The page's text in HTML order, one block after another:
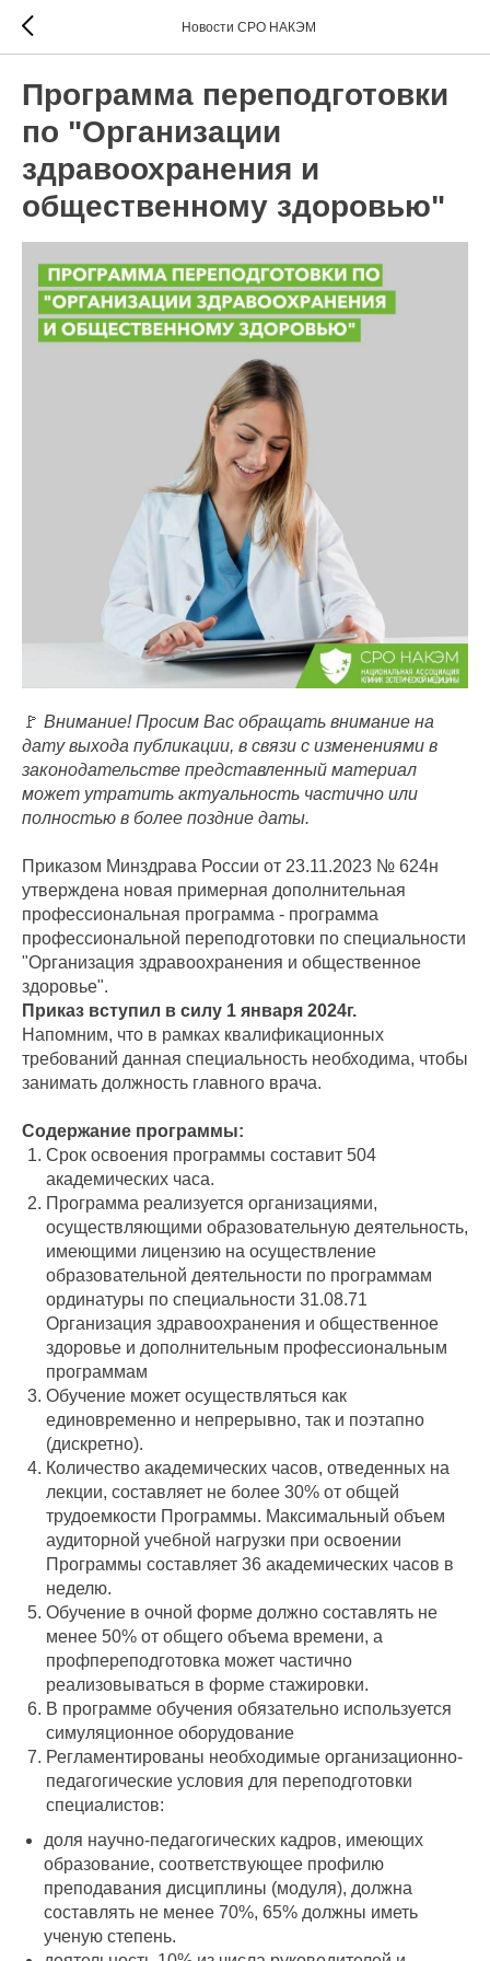
Новости СРО НАКЭМ
Программа переподготовки
по "Организации
здравоохранения и
общественному здоровью"
🚩 Внимание! Просим Вас обращать внимание на
дату выхода публикации, в связи с изменениями в
законодательстве представленный материал
может утратить актуальность частично или
полностью в более поздние даты.
Приказом Минздрава России от 23.11.2023 № 624н
утверждена новая примерная дополнительная
профессиональная программа - программа
профессиональной переподготовки по специальности
"Организация здравоохранения и общественное
здоровье".
Приказ вступил в силу 1 января 2024г.
Напомним, что в рамках квалификационных
требований данная специальность необходима, чтобы
занимать должность главного врача.
Содержание программы:
Срок освоения программы составит 504
академических часа.
Программа реализуется организациями,
осуществляющими образовательную деятельность,
имеющими лицензию на осуществление
образовательной деятельности по программам
ординатуры по специальности 31.08.71
Организация здравоохранения и общественное
здоровье и дополнительным профессиональным
программам
Обучение может осуществляться как
единовременно и непрерывно, так и поэтапно
(дискретно).
Количество академических часов, отведенных на
лекции, составляет не более 30% от общей
трудоемкости Программы. Максимальный объем
аудиторной учебной нагрузки при освоении
Программы составляет 36 академических часов в
неделю.
Обучение в очной форме должно составлять не
менее 50% от общего объема времени, а
профпереподготовка может частично
реализовываться в форме стажировки.
В программе обучения обязательно используется
симуляционное оборудование
Регламентированы необходимые организационно-
педагогические условия для переподготовки
специалистов:
доля научно-педагогических кадров, имеющих
образование, соответствующее профилю
преподавания дисциплины (модуля), должна
составлять не менее 70%, 65% должны иметь
ученую степень.